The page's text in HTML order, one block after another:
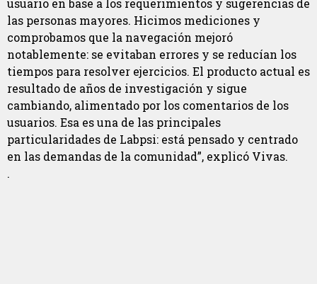
usuario en base a los requerimientos y sugerencias de
las personas mayores. Hicimos mediciones y
comprobamos que la navegación mejoró
notablemente: se evitaban errores y se reducían los
tiempos para resolver ejercicios. El producto actual es
resultado de años de investigación y sigue
cambiando, alimentado por los comentarios de los
usuarios. Esa es una de las principales
particularidades de Labpsi: está pensado y centrado
en las demandas de la comunidad”, explicó Vivas.
.